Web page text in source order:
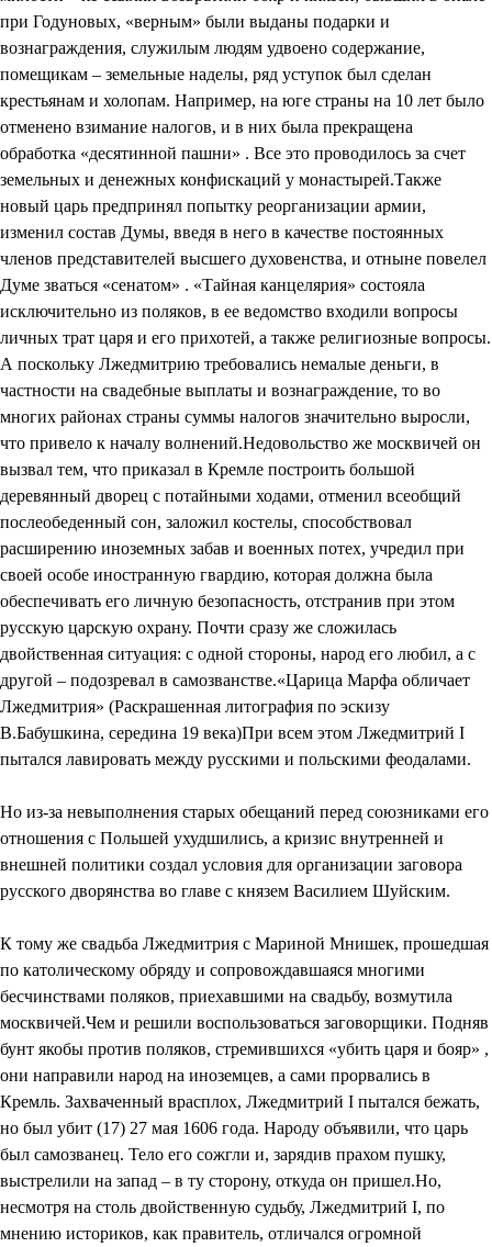
при Годуновых, «верным» были выданы подарки и
вознаграждения, служилым людям удвоено содержание,
помещикам – земельные наделы, ряд уступок был сделан
крестьянам и холопам. Например, на юге страны на 10 лет было
отменено взимание налогов, и в них была прекращена
обработка «десятинной пашни» . Все это проводилось за счет
земельных и денежных конфискаций у монастырей.Также
новый царь предпринял попытку реорганизации армии,
изменил состав Думы, введя в него в качестве постоянных
членов представителей высшего духовенства, и отныне повелел
Думе зваться «сенатом» . «Тайная канцелярия» состояла
исключительно из поляков, в ее ведомство входили вопросы
личных трат царя и его прихотей, а также религиозные вопросы.
А поскольку Лжедмитрию требовались немалые деньги, в
частности на свадебные выплаты и вознаграждение, то во
многих районах страны суммы налогов значительно выросли,
что привело к началу волнений.Недовольство же москвичей он
вызвал тем, что приказал в Кремле построить большой
деревянный дворец с потайными ходами, отменил всеобщий
послеобеденный сон, заложил костелы, способствовал
расширению иноземных забав и военных потех, учредил при
своей особе иностранную гвардию, которая должна была
обеспечивать его личную безопасность, отстранив при этом
русскую царскую охрану. Почти сразу же сложилась
двойственная ситуация: с одной стороны, народ его любил, а с
другой – подозревал в самозванстве.«Царица Марфа обличает
Лжедмитрия» (Раскрашенная литография по эскизу
В.Бабушкина, середина 19 века)При всем этом Лжедмитрий I
пытался лавировать между русскими и польскими феодалами.
Но из-за невыполнения старых обещаний перед союзниками его
отношения с Польшей ухудшились, а кризис внутренней и
внешней политики создал условия для организации заговора
русского дворянства во главе с князем Василием Шуйским.
К тому же свадьба Лжедмитрия с Мариной Мнишек, прошедшая
по католическому обряду и сопровождавшаяся многими
бесчинствами поляков, приехавшими на свадьбу, возмутила
москвичей.Чем и решили воспользоваться заговорщики. Подняв
бунт якобы против поляков, стремившихся «убить царя и бояр» ,
они направили народ на иноземцев, а сами прорвались в
Кремль. Захваченный врасплох, Лжедмитрий I пытался бежать,
но был убит (17) 27 мая 1606 года. Народу объявили, что царь
был самозванец. Тело его сожгли и, зарядив прахом пушку,
выстрелили на запад – в ту сторону, откуда он пришел.Но,
несмотря на столь двойственную судьбу, Лжедмитрий I, по
мнению историков, как правитель, отличался огромной